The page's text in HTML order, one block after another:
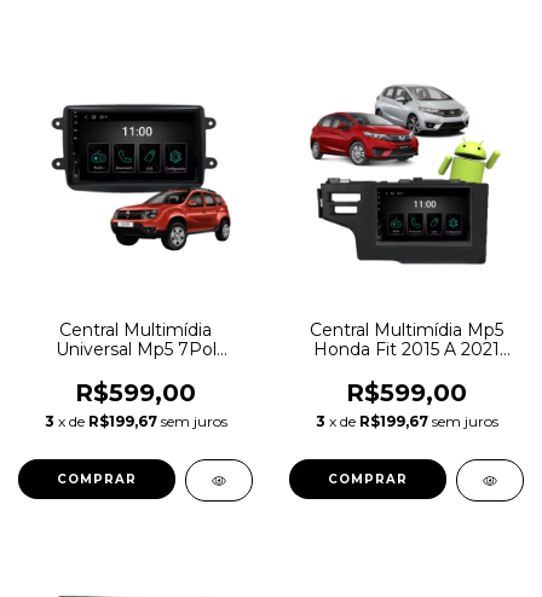
Central Multimídia
Universal Mp5 7Pol
R$599,00
3 x de R$199,67 sem juros
Central Multimídia Mp5
Honda Fit 2015 A 2021
R$599,00
3 x de R$199,67 sem juros